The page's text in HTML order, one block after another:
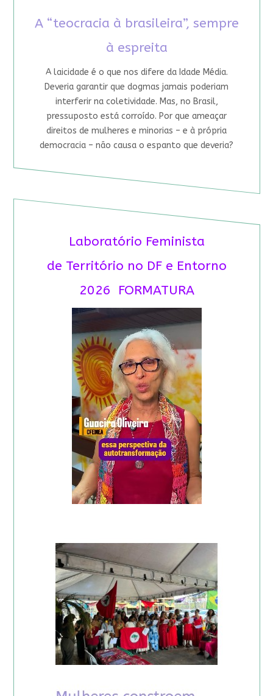
A “teocracia à brasileira”, sempre
à espreita
A laicidade é o que nos difere da Idade Média.
Deveria garantir que dogmas jamais poderiam
interferir na coletividade. Mas, no Brasil,
pressuposto está corroído. Por que ameaçar
direitos de mulheres e minorias – e à própria
democracia – não causa o espanto que deveria?
Laboratório Feminista
de Território no DF e Entorno
2026 FORMATURA